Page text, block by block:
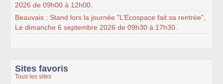
2026 de 09h00 à 12h00.
Beauvais : Stand lors la journée "L’Ecospace fait sa rentrée",
Le dimanche 6 septembre 2026 de 09h30 à 17h30.
Sites favoris
Tous les sites